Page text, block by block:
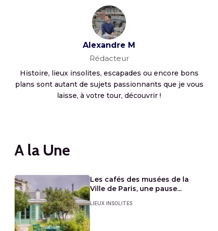
Alexandre M
Rédacteur
Histoire, lieux insolites, escapades ou encore bons
plans sont autant de sujets passionnants que je vous
laisse, à votre tour, découvrir !
A la Une
Les cafés des musées de la
Ville de Paris, une pause...
LIEUX INSOLITES